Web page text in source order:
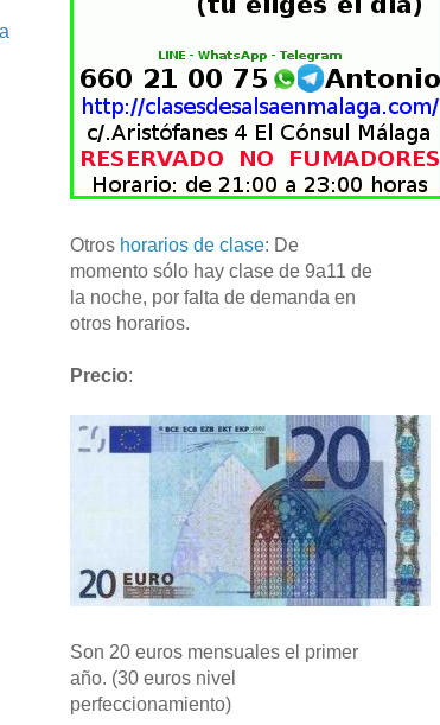
Otros horarios de clase: De
momento sólo hay clase de 9a11 de
la noche, por falta de demanda en
otros horarios.
Precio:
Son 20 euros mensuales el primer
año. (30 euros nivel
perfeccionamiento)